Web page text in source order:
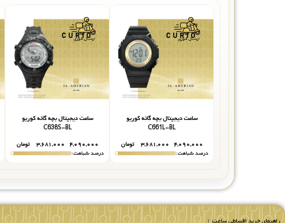
ساعت دیجیتال بچه گانه کوریو
C661L-BL
۴,۰۹۰,۰۰۰ ۳,۶۸۱,۰۰۰
تومان
درصد شباهت:
ساعت دیجیتال بچه گانه کوریو
C638S-BL
۴,۰۹۰,۰۰۰ ۳,۶۸۱,۰۰۰
تومان
درصد شباهت:
راهنمای خرید اقساطی ساعت